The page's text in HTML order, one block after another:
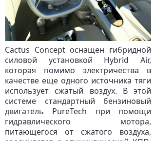
Cactus Concept оснащен гибридной
силовой установкой Hybrid Air,
которая помимо электричества в
качестве еще одного источника тяги
использует сжатый воздух. В этой
системе стандартный бензиновый
двигатель PureTech при помощи
гидравлического мотора,
питающегося от сжатого воздуха,